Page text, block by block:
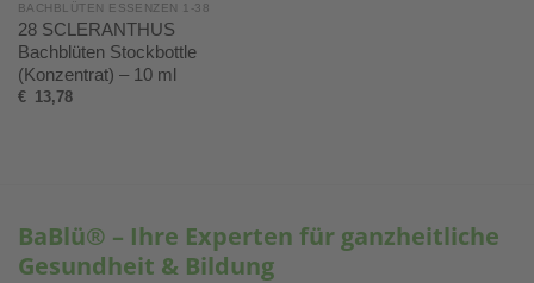
BACHBLÜTEN ESSENZEN 1-38
28 SCLERANTHUS
Bachblüten Stockbottle
(Konzentrat) – 10 ml
€ 13,78
BaBlü® – Ihre Experten für ganzheitliche
Gesundheit & Bildung